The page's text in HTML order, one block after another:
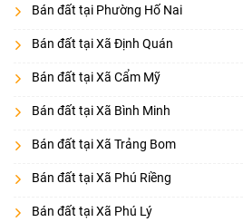
Bán đất tại Phường Hố Nai
Bán đất tại Xã Định Quán
Bán đất tại Xã Cẩm Mỹ
Bán đất tại Xã Bình Minh
Bán đất tại Xã Trảng Bom
Bán đất tại Xã Phú Riềng
Bán đất tại Xã Phú Lý